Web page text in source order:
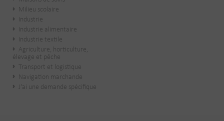
Milieu scolaire
Industrie
Industrie alimentaire
Industrie textile
Agriculture, horticulture,
élevage et pêche
Transport et logistique
Navigation marchande
J'ai une demande spécifique